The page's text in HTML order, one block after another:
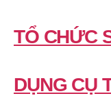
TỔ CHỨC
DỤNG CỤ